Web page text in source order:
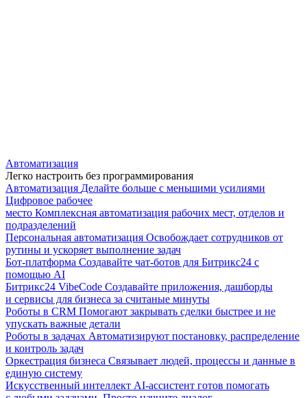
Автоматизация
Легко настроить без программирования
Автоматизация Делайте больше с меньшими усилиями
Цифровое рабочее
место Комплексная автоматизация рабочих мест, отделов и
подразделений
Персональная автоматизация Освобождает сотрудников от
рутины и ускоряет выполнение задач
Бот-платформа Создавайте чат-ботов для Битрикс24 с
помощью AI
Битрикс24 VibeCode Создавайте приложения, дашборды
и сервисы для бизнеса за считаные минуты
Роботы в CRM Помогают закрывать сделки быстрее и не
упускать важные детали
Роботы в задачах Автоматизируют постановку, распределение
и контроль задач
Оркестрация бизнеса Связывает людей, процессы и данные в
единую систему
Искусственный интеллект AI-ассистент готов помогать